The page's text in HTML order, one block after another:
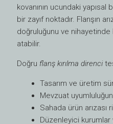
kovanının ucundaki
bir zayıf noktadır. Flanşın
doğruluğunu ve nihayetinde
atabilir.
Doğru flanş kırılma direnci
Tasarım ve üretim
Mevzuat
Sahada ürün arızası
Düzenleyici